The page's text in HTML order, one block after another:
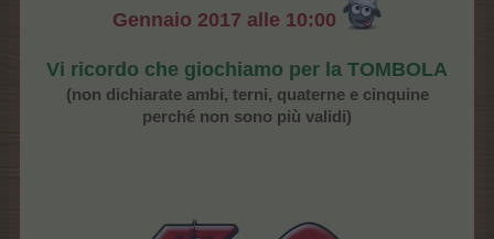
Gennaio 2017 alle 10:00
Vi ricordo che giochiamo per la TOMBOLA
(non dichiarate ambi, terni, quaterne e cinquine
perché non sono più validi)